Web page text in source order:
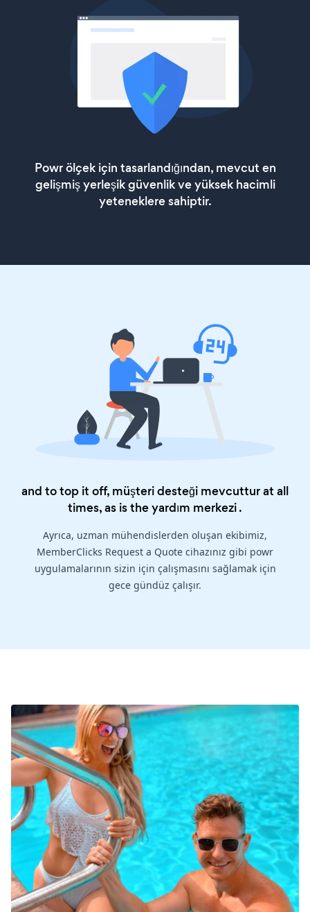
Powr ölçek için tasarlandığından, mevcut en
gelişmiş yerleşik güvenlik ve yüksek hacimli
yeteneklere sahiptir.
and to top it off, müşteri desteği mevcuttur at all
times, as is theyardım merkezi.
Ayrıca, uzman mühendislerden oluşan ekibimiz,
MemberClicks Request a Quote cihazınız gibi powr
uygulamalarının sizin için çalışmasını sağlamak için
gece gündüz çalışır.